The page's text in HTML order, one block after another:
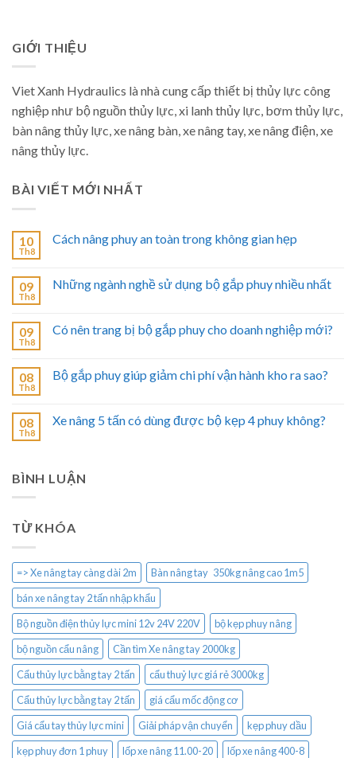
GIỚI THIỆU
Viet Xanh Hydraulics là nhà cung cấp thiết bị thủy lực công
nghiệp như bộ nguồn thủy lực, xi lanh thủy lực, bơm thủy lực,
bàn nâng thủy lực, xe nâng bàn, xe nâng tay, xe nâng điện, xe
nâng thủy lực.
BÀI VIẾT MỚI NHẤT
10
Th8
Cách nâng phuy an toàn trong không gian hẹp
09
Th8
Những ngành nghề sử dụng bộ gắp phuy nhiều nhất
09
Th8
Có nên trang bị bộ gắp phuy cho doanh nghiệp mới?
08
Th8
Bộ gắp phuy giúp giảm chi phí vận hành kho ra sao?
08
Th8
Xe nâng 5 tấn có dùng được bộ kẹp 4 phuy không?
BÌNH LUẬN
TỪ KHÓA
=> Xe nâng tay càng dài 2m
Bàn nâng tay 350kg nâng cao 1m5
bán xe nâng tay 2 tấn nhập khẩu
Bộ nguồn điện thủy lực mini 12v 24V 220V
bộ kẹp phuy nâng
bộ nguồn cẩu nâng
Cần tìm Xe nâng tay 2000kg
Cẩu thủy lực bằng tay 2 tấn
cẩu thuỷ lực giá rẻ 3000kg
Cẩu thủy lực bằng tay 2 tấn
giá cẩu mốc động cơ
Giá cẩu tay thủy lực mini
Giải pháp vận chuyển
kẹp phuy dầu
kẹp phuy đơn 1 phuy
lốp xe nâng 11.00-20
lốp xe nâng 400-8